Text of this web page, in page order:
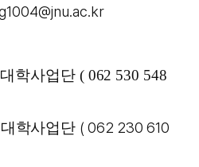
학사업단 ( 062 530 548
학사업단 ( 062 230 610